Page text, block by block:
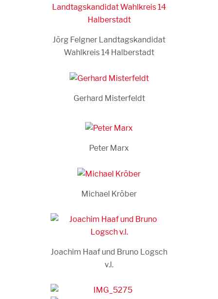
Jörg Felgner Landtagskandidat
Wahlkreis 14 Halberstadt
Gerhard Misterfeldt
Peter Marx
Michael Kröber
Joachim Haaf und Bruno Logsch
v.l.